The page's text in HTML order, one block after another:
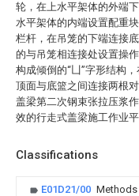
轮，在上水平架体的外端
水平架体的内端设置配重
栏杆，在吊笼的下端连接
的与吊笼相连接处设置操
构成倾倒的“凵”字形结构
顶面与底篮之间连接两根
盖梁第二次钢束张拉压浆
效的行走式盖梁施工作业
Classifications
E01D21/00 Methods